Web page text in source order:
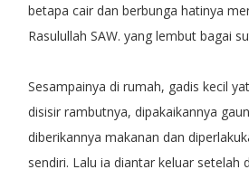
betapa cair dan berbunga hatinya
Rasulullah SAW. yang lembut bagai
Sesampainya di rumah, gadis kecil
disisir rambutnya, dipakaikannya
diberikannya makanan dan
sendiri. Lalu ia diantar keluar setelah